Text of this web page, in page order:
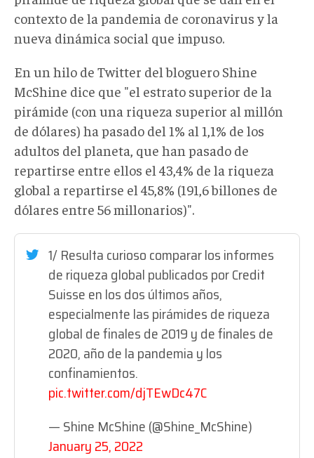
contexto de la pandemia de coronavirus y la
nueva dinámica social que impuso.
En un hilo de Twitter del bloguero Shine
McShine dice que "el estrato superior de la
pirámide (con una riqueza superior al millón
de dólares) ha pasado del 1% al 1,1% de los
adultos del planeta, que han pasado de
repartirse entre ellos el 43,4% de la riqueza
global a repartirse el 45,8% (191,6 billones de
dólares entre 56 millonarios)".
1/ Resulta curioso comparar los informes
de riqueza global publicados por Credit
Suisse en los dos últimos años,
especialmente las pirámides de riqueza
global de finales de 2019 y de finales de
2020, año de la pandemia y los
confinamientos.
pic.twitter.com/djTEwDc47C
— Shine McShine (@Shine_McShine)
January 25, 2022